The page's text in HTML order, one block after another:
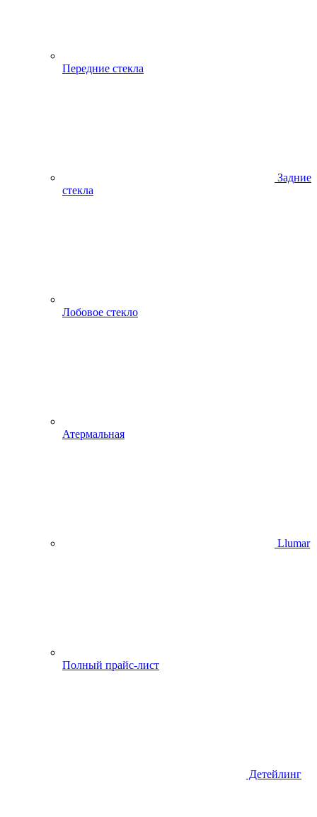
Передние стекла
Задние
стекла
Лобовое стекло
Атермальная
Llumar
Полный прайс-лист
Детейлинг